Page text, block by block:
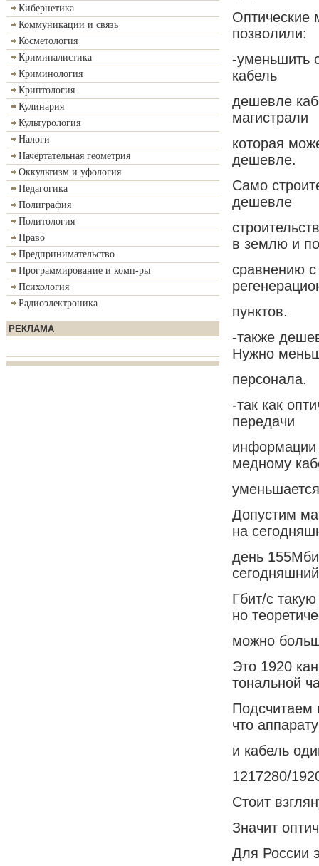
Кибернетика
Коммуникации и связь
Косметология
Криминалистика
Криминология
Криптология
Кулинария
Культурология
Налоги
Начертательная геометрия
Оккультизм и уфология
Педагогика
Полиграфия
Политология
Право
Предпринимательство
Программирование и комп-ры
Психология
Радиоэлектроника
РЕКЛАМА
Оптические
позволили:
-уменьшить
кабель
дешевле
магистрали
которая
дешевле.
Само
дешевле
в землю и по
сравнению
пунктов.
-также
Нужно
персонала.
-так как
передачи
информации
медному
Допустим
на
день
Гбит/с
но
можно
Это 1920
тональной
Подсчитаем
что
и кабель
1217280/
Стоит
Значит
Для России